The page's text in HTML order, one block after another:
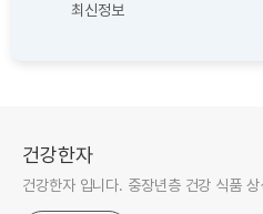
최신정보
건강한자
건강한자 입니다. 중장년층 건강 식품